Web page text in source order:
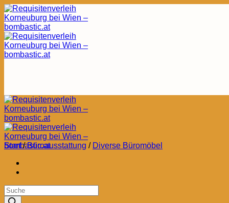
Zum
Inhalt
springen
Start / Büroausstattung / Diverse Büromöbel
Products
search